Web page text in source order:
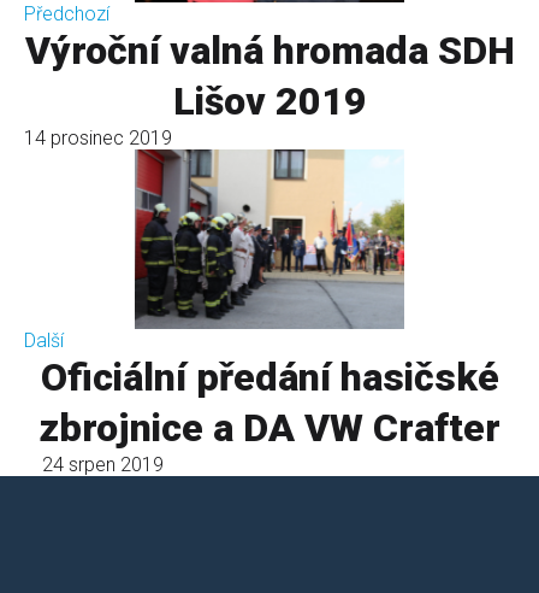
Předchozí
Výroční valná hromada SDH
Lišov 2019
14 prosinec 2019
Další
Oficiální předání hasičské
zbrojnice a DA VW Crafter
24 srpen 2019